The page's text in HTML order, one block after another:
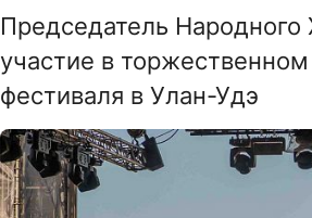
Председатель Народного
участие в
фестиваля в Улан-Удэ